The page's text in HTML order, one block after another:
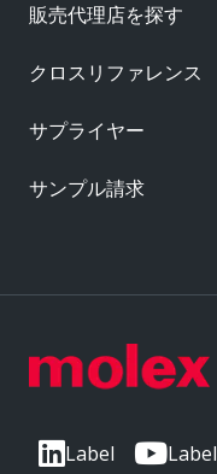
Label Label
販売代理店を探す
クロスリファレンス
サプライヤー
サンプル請求